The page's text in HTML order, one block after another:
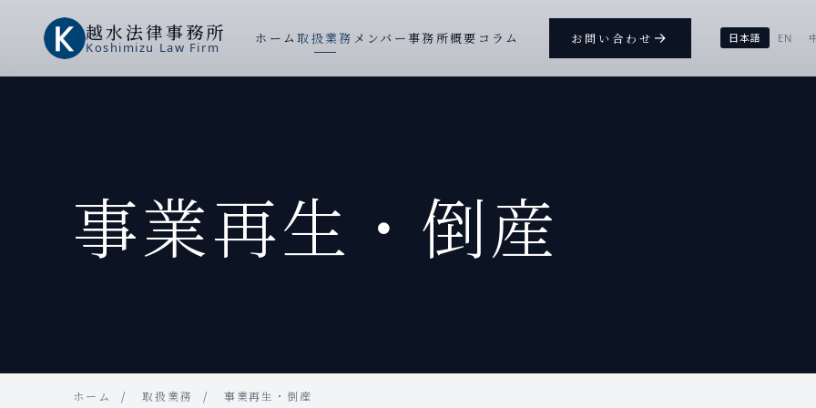
越水法律事務所
Koshimizu Law Firm
ホーム取扱業務 メンバー事務所概要 コラム お問い合わせ → 日本語 EN
事業再生・倒産
ホーム 取扱業務 事業再生・倒産